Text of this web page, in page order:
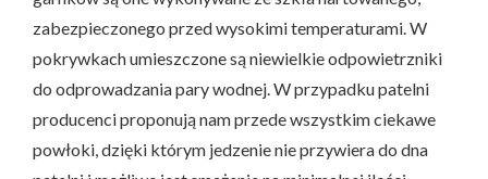
zabezpieczonego przed wysokimi temperaturami. W
pokrywkach umieszczone są niewielkie odpowietrzniki
do odprowadzania pary wodnej. W przypadku patelni
producenci proponują nam przede wszystkim ciekawe
powłoki, dzięki którym jedzenie nie przywiera do dna